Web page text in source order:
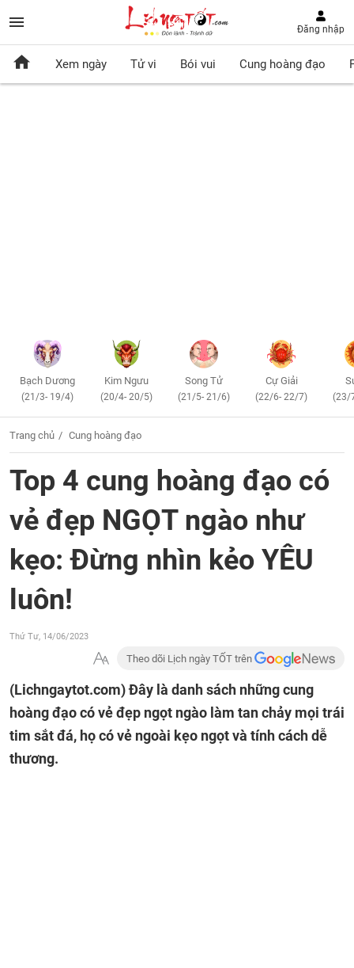
Đăng nhập
Xem ngày Tử vi Bói vui Cung hoàng đạo
Bạch Dương
(21/3- 19/4)
Kim Ngưu
(20/4- 20/5)
Song Tử
(21/5- 21/6)
Cự Giải
(22/6- 22/7) (23/
Trang chủ Cung hoàng đạo
Top 4 cung hoàng đạo có
vẻ đẹp NGỌT ngào như
kẹo: Đừng nhìn kẻo YÊU
luôn!
Thứ Tư, 14/06/2023
Theo dõi Lịch ngày TỐT trên
(Lichngaytot.com)Đây là danh sách những cung
hoàng đạo có vẻ đẹp ngọt ngào làm tan chảy mọi trái
tim sắt đá, họ có vẻ ngoài kẹo ngọt và tính cách dễ
thương.